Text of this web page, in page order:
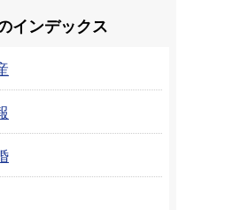
インデックス